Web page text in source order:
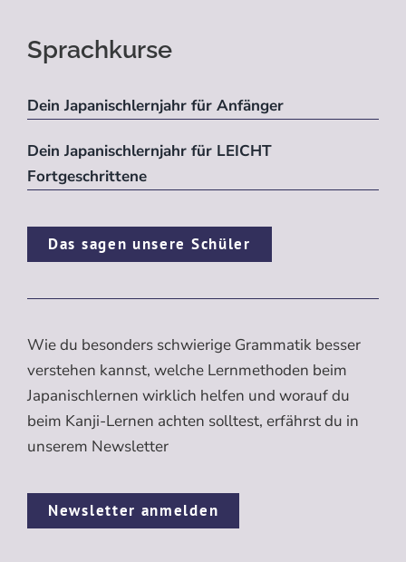
Sprachkurse
Dein Japanischlernjahr für Anfänger
Dein Japanischlernjahr für LEICHT
Fortgeschrittene
Das sagen unsere Schüler
Wie du besonders schwierige Grammatik besser
verstehen kannst, welche Lernmethoden beim
Japanischlernen wirklich helfen und worauf du
beim Kanji-Lernen achten solltest, erfährst du in
unserem Newsletter
Newsletter anmelden